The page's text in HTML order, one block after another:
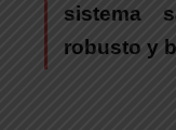
sistema
robusto y